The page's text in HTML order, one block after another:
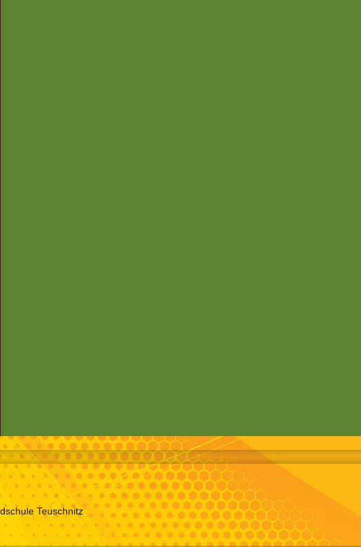
Teuschnitz